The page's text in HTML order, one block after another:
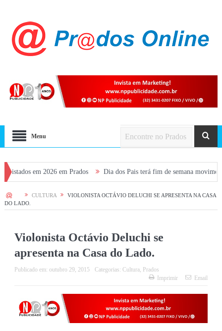
Menu
em 2026 em Prados Dia dos Pais terá fim de semana movimentado em
HOME CULTURA
VIOLONISTA OCTÁVIO DELUCHI SE APRESENTA NA CASA
DO LADO.
Violonista Octávio Deluchi se
apresenta na Casa do Lado.
Publicado em: outubro 29, 2015 Categorias: Cultura, Prados
Imprimir
Email